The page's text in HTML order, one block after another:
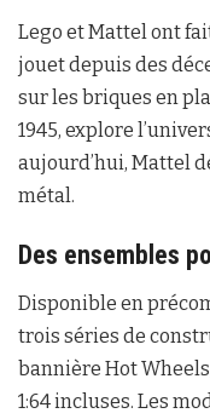
Lego et Mattel ont
jouet depuis des
sur les briques en
1945, explore
aujourd’hui, Mattel
métal.
Des ensembles
Disponible en
trois séries de
bannière Hot
1:64 incluses. Les